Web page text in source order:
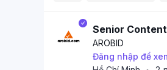
Senior
AROBID
Đăng nhập để